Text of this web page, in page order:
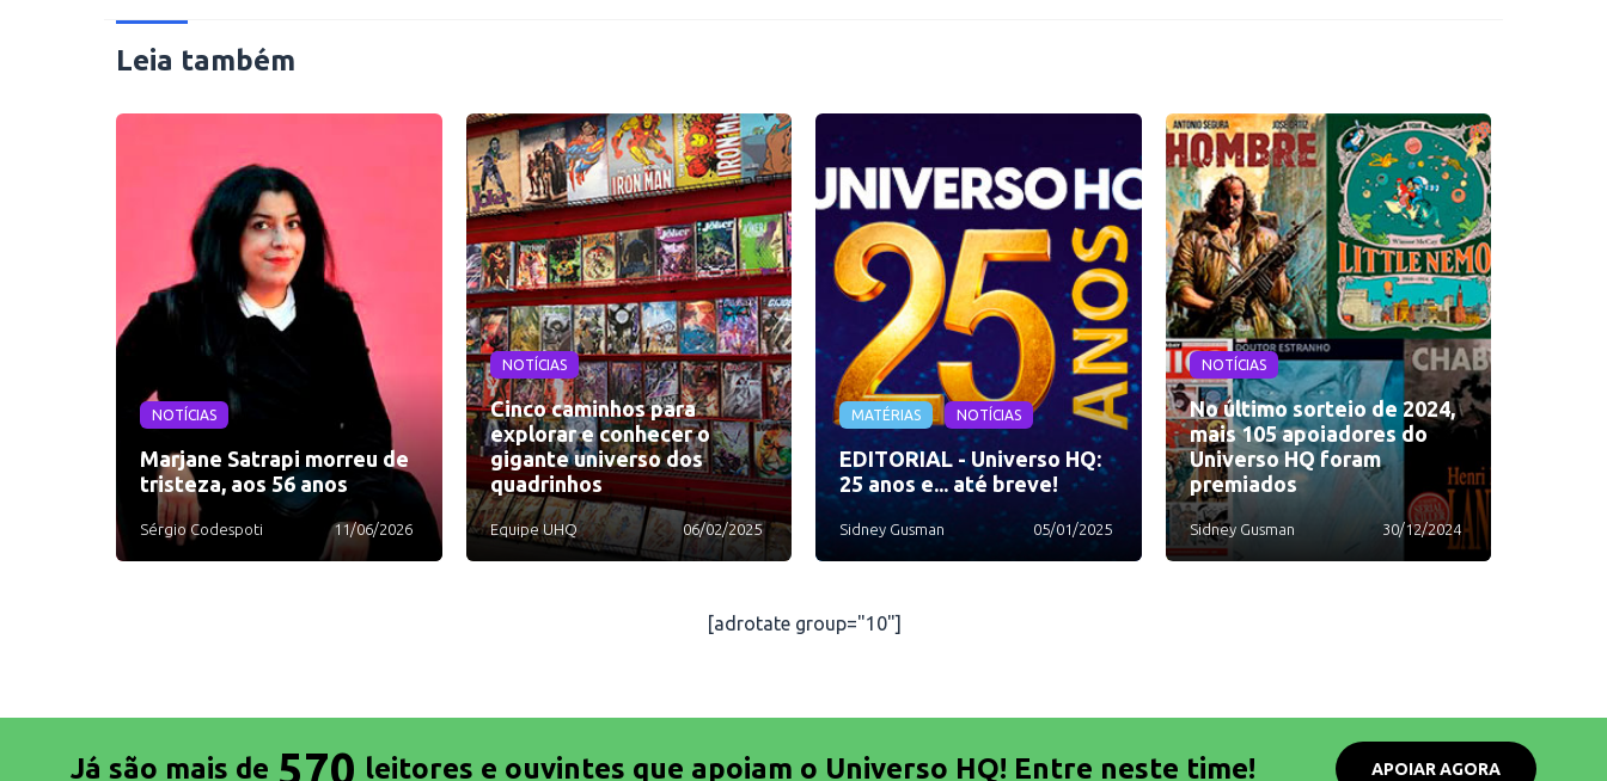
Leia também
NOTÍCIAS
Marjane Satrapi morreu de
tristeza, aos 56 anos
Sérgio Codespoti 11/06/2026
NOTÍCIAS
Cinco caminhos para
explorar e conhecer o
gigante universo dos
quadrinhos
Equipe UHQ 06/02/2025
MATÉRIAS NOTÍCIAS
EDITORIAL - Universo HQ:
25 anos e... até breve!
Sidney Gusman 05/01/2025
NOTÍCIAS
No último sorteio de 2024,
mais 105 apoiadores do
Universo HQ foram
premiados
Sidney Gusman 30/12/2024
[adrotate group="10"]
Já são mais de 570 leitores e ouvintes que apoiam o Universo HQ! Entre neste time! APOIAR AGORA